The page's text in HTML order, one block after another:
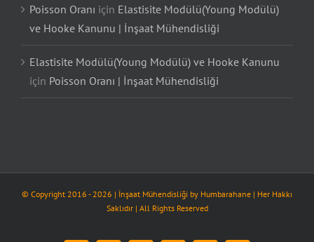
Poisson Oranı için Elastisite Modülü(Young Modülü)
ve Hooke Kanunu | İnşaat Mühendisliği
Elastisite Modülü(Young Modülü) ve Hooke Kanunu
için Poisson Oranı | İnşaat Mühendisliği
© Copyright 2016 -2026 | İnşaat Mühendisliği by Humbarahane | Her Hakkı
Saklıdır | All Rights Reserved